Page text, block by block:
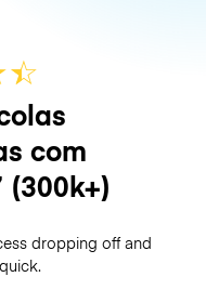
☆
★
com
(300k+)
dropping off and